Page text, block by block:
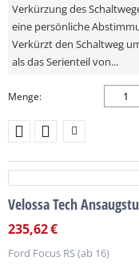
Verkürzung des
eine persönliche
Verkürzt den Schaltweg
als das Serienteil von...
Menge:
Velossa Tech
235,62€
Ford Focus RS (ab 16)